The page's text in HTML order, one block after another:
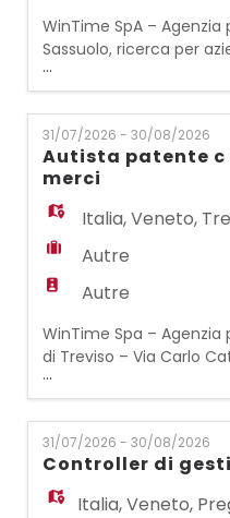
WinTime SpA – Agenzia
Sassuolo, ricerca per
operante sul territorio di
Rangone (MO) un/a:
ALL'ASSEMBLAGGIO
Per ampliamento
una figura di Addetta/
all'assemblaggio schede
risorsa sarà inserita
...
31/07/2026 - 30/08/2026
Autista patente c
merci
Italia,Veneto,
Autre
Autre
WinTime Spa – Agenzia
di Treviso – Via Carlo
per aziende del settore
ambientale nelle zone
(TV) un/una: Autista
Merci La risorsa sarà
strutturati e si occuperà
di mezzi adibiti alla
...
31/07/2026 - 30/08/2026
Controller di
Italia,Veneto,